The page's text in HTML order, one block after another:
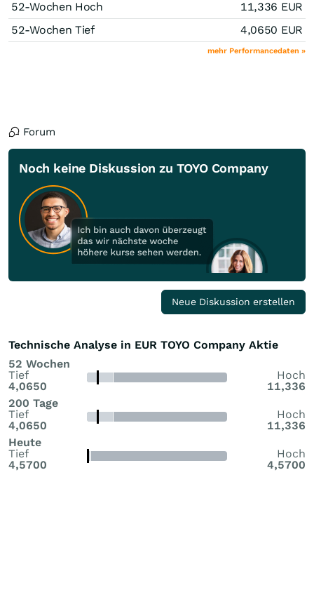
52-Wochen Hoch 11,336 EUR
52-Wochen Tief
4,0650 EUR
mehr Performancedaten »
Forum
Noch keine Diskussion zu TOYO Company
Neue Diskussion erstellen
Technische Analyse in EUR TOYO Company Aktie
52 Wochen
Tief
4,0650
Hoch
11,336
200 Tage
Tief
4,0650
Hoch
11,336
Heute
Tief
4,5700
Hoch
4,5700